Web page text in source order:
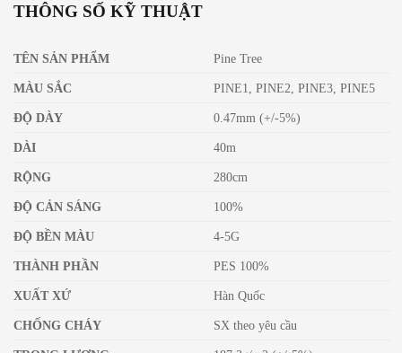
THÔNG SỐ KỸ THUẬT
TÊN SẢN PHẨM Pine Tree
MÀU SẮC PINE1, PINE2, PINE3, PINE5
ĐỘ DÀY 0.47mm (+/-5%)
DÀI 40m
RỘNG 280cm
ĐỘ CẢN SÁNG 100%
ĐỘ BỀN MÀU 4-5G
THÀNH PHẦN PES 100%
XUẤT XỨ Hàn Quốc
CHỐNG CHÁY SX theo yêu cầu